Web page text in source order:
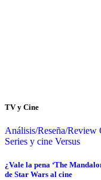
TV y Cine
Análisis/Reseña/Review
Series y cine Versus
¿Vale la pena ‘The
de Star Wars al cine